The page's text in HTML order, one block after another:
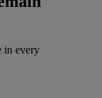
in every